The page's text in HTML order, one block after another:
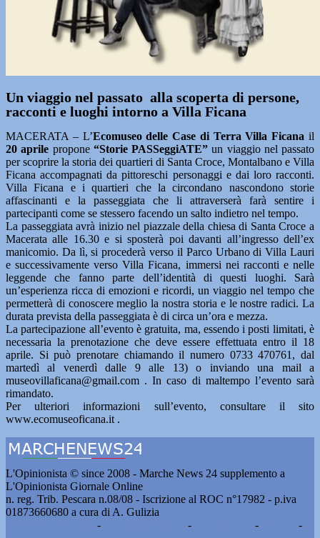
Un viaggio nel passato alla scoperta di persone,
racconti e luoghi intorno a Villa Ficana
MACERATA – L’Ecomuseo delle Case di Terra Villa Ficana il
20 aprile propone “Storie PASSeggiATE” un viaggio nel passato
per scoprire la storia dei quartieri di Santa Croce, Montalbano e Villa
Ficana accompagnati da pittoreschi personaggi e dai loro racconti.
Villa Ficana e i quartieri che la circondano nascondono storie
affascinanti e la passeggiata che li attraverserà farà sentire i
partecipanti come se stessero facendo un salto indietro nel tempo.
La passeggiata avrà inizio nel piazzale della chiesa di Santa Croce a
Macerata alle 16.30 e si sposterà poi davanti all’ingresso dell’ex
manicomio. Da lì, si procederà verso il Parco Urbano di Villa Lauri
e successivamente verso Villa Ficana, immersi nei racconti e nelle
leggende che fanno parte dell’identità di questi luoghi. Sarà
un’esperienza ricca di emozioni e ricordi, un viaggio nel tempo che
permetterà di conoscere meglio la nostra storia e le nostre radici. La
durata prevista della passeggiata è di circa un’ora e mezza.
La partecipazione all’evento è gratuita, ma, essendo i posti limitati, è
necessaria la prenotazione che deve essere effettuata entro il 18
aprile. Si può prenotare chiamando il numero 0733 470761, dal
martedì al venerdì dalle 9 alle 13) o inviando una mail a
museovillaficana@gmail.com . In caso di maltempo l’evento sarà
rimandato.
Per ulteriori informazioni sull’evento, consultare il sito
www.ecomuseoficana.it .
L'Opinionista © since 2008 - Marche News 24 supplemento a
L'Opinionista Giornale Online
n. reg. Trib. Pescara n.08/08 - Iscrizione al ROC n°17982 - p.iva
01873660680 a cura di A. Gulizia
- - -
-